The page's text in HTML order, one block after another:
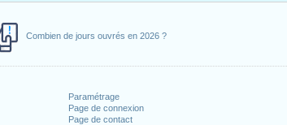
Combien de jours ouvrés en 2026 ?
Paramétrage
Page de connexion
Page de contact